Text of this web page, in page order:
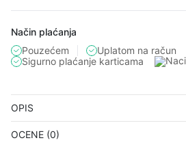
Način plaćanja
Pouzećem
Uplatom na račun
Sigurno plaćanje karticama
OPIS
OCENE (0)